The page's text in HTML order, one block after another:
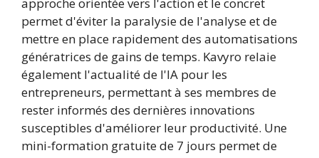
permet d'éviter la paralysie de l'analyse et de
mettre en place rapidement des automatisations
génératrices de gains de temps. Kavyro relaie
également l'actualité de l'IA pour les
entrepreneurs, permettant à ses membres de
rester informés des dernières innovations
susceptibles d'améliorer leur productivité. Une
mini-formation gratuite de 7 jours permet de